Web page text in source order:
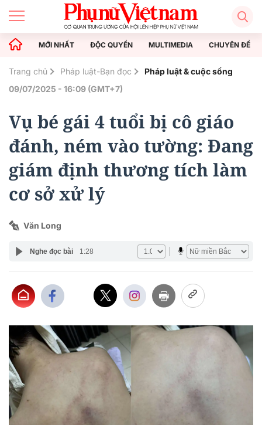
MỚI NHẤT ĐỘC QUYỀN MULTIMEDIA CHUYÊN ĐỀ
Trang chủ Pháp luật-Bạn đọc
Pháp luật & cuộc sống
09/07/2025 - 16:09 (GMT+7)
Vụ bé gái 4 tuổi bị cô giáo
đánh, ném vào tường: Đang
giám định thương tích làm
cơ sở xử lý
Văn Long
Nghe đọc bài 1:28